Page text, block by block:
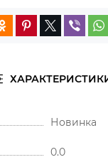
Новинка
0.0